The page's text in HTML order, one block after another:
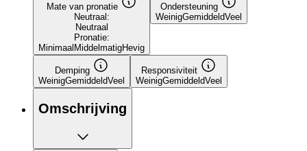
Mate van pronatie
Neutraal:
Neutraal
Pronatie:
MinimaalMiddelmatigHevig
Ondersteuning
WeinigGemiddeldVeel
Demping
WeinigGemiddeldVeel
Responsiviteit
WeinigGemiddeldVeel
Omschrijving